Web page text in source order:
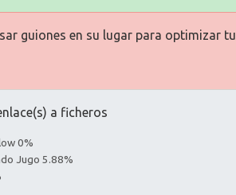
guiones en su lugar para optimizar tu
a ficheros
0%
Jugo 5.88%